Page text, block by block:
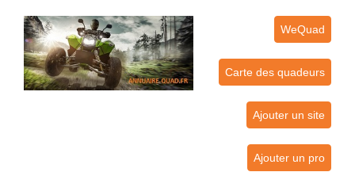
WeQuad
Carte des quadeurs
Ajouter un site
Ajouter un pro